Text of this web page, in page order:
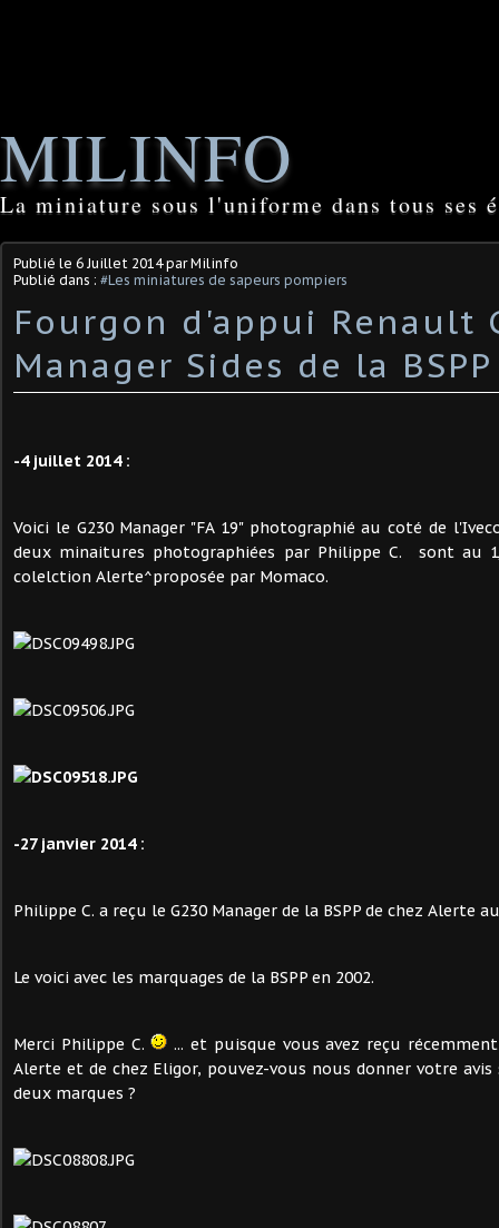
MILINFO
La miniature sous l'uniforme dans tous ses
Publié le 6 Juillet 2014par Milinfo
Publié dans : #Les miniatures de sapeurs pompiers
Fourgon d'appui Renault
Manager Sides de la
-4 juillet 2014 :
Voici le G230 Manager "FA 19" photographié au coté de
deux minaitures photographiées par Philippe C. sont au
colelction Alerte^proposée par Momaco.
-27 janvier 2014 :
Philippe C. a reçu le G230 Manager de la BSPP de chez Alerte
Le voici avec les marquages de la BSPP en 2002.
Merci Philippe C.
... et puisque vous avez reçu
Alerte et de chez Eligor, pouvez-vous nous donner votre
deux marques ?